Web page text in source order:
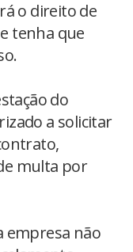
o direito de
tenha que
do
a solicitar
multa por
empresa não